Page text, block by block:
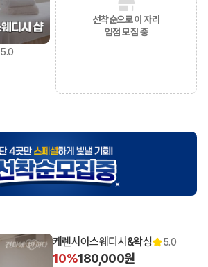
5.0
선착순으로 이 자리
입점 모집 중
케렌시아스웨디시&왁싱
5.0
10%180,000원